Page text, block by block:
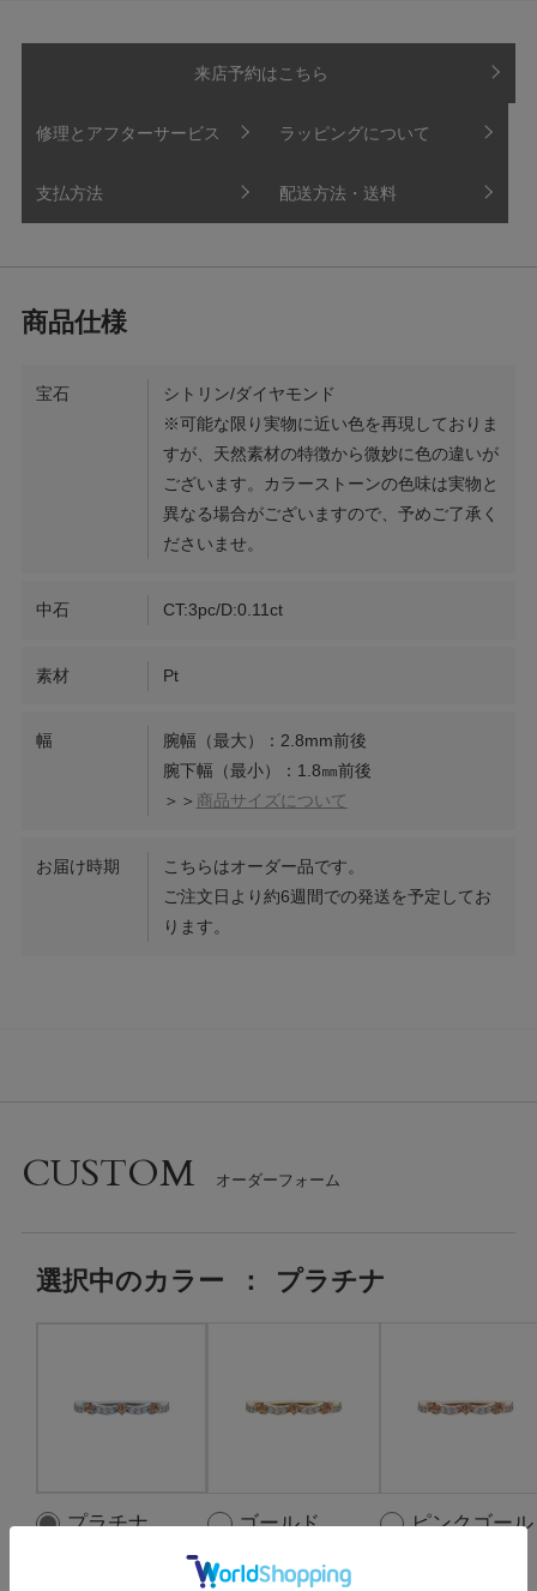
来店予約はこちら
修理とアフターサービス ラッピングについて
支払方法 配送方法・送料
宝石
シトリン/ダイヤモンド
※可能な限り実物に近い色を再現しておりま
すが、天然素材の特徴から微妙に色の違いが
ございます。カラーストーンの色味は実物と
異なる場合がございますので、予めご了承く
ださいませ。
中石 CT:3pc/D:0.11ct
素材 Pt
幅
腕幅（最大）：2.8mm前後
腕下幅（最小）：1.8㎜前後
＞＞ 商品サイズについて
お届け時期
こちらはオーダー品です。
ご注文日より約6週間での発送を予定してお
ります。
CUSTOM
選択中のカラー ： プラチナ
プラチナ ゴールド
ピンクゴール